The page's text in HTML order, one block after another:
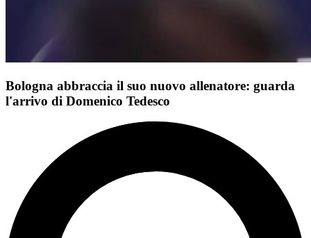
Bologna abbraccia il suo nuovo allenatore: guarda
l'arrivo di Domenico Tedesco